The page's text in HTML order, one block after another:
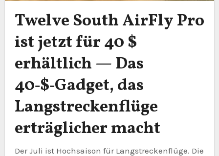
Twelve South AirFly Pro
ist jetzt für 40 $
erhältlich — Das
40‑$‑Gadget, das
Langstreckenflüge
erträglicher macht
Der Juli ist Hochsaison für Langstreckenflüge. Die